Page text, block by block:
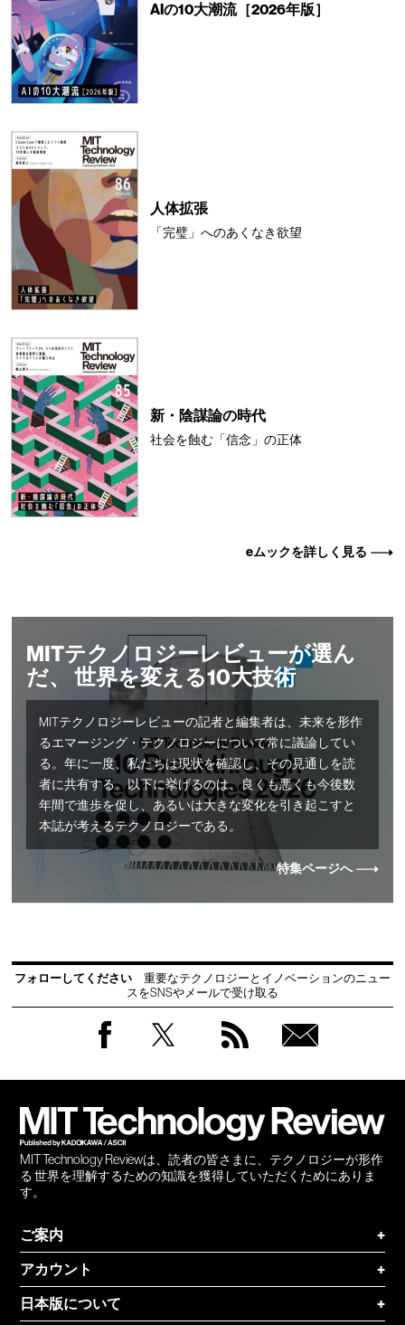
AIの10大潮流［2026年版］
人体拡張
「完璧」へのあくなき欲望
新・陰謀論の時代
社会を蝕む「信念」の正体
eムックを詳しく見る
MITテクノロジーレビューが選ん
だ、 世界を変える10大技術
MITテクノロジーレビューの記者と編集者は、未来を形作
るエマージング・テクノロジーについて常に議論してい
る。年に一度、私たちは現状を確認し、その見通しを読
者に共有する。以下に挙げるのは、良くも悪くも今後数
年間で進歩を促し、あるいは大きな変化を引き起こすと
本誌が考えるテクノロジーである。
特集ページへ
フォローしてください
重要なテクノロジーとイノベーションのニュー
スをSNSやメールで受け取る
MIT Technology Reviewは、読者の皆さまに、テクノロジーが形作
る 世界を理解するための知識を獲得していただくためにありま
す。
ご案内
+
アカウント
+
日本版について
+